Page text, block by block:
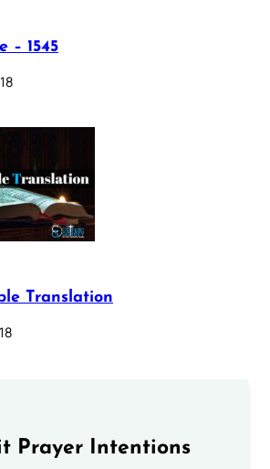
– 1545
Translation
Prayer Intentions